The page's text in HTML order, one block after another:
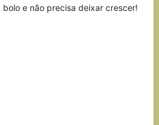
e não precisa deixar crescer!